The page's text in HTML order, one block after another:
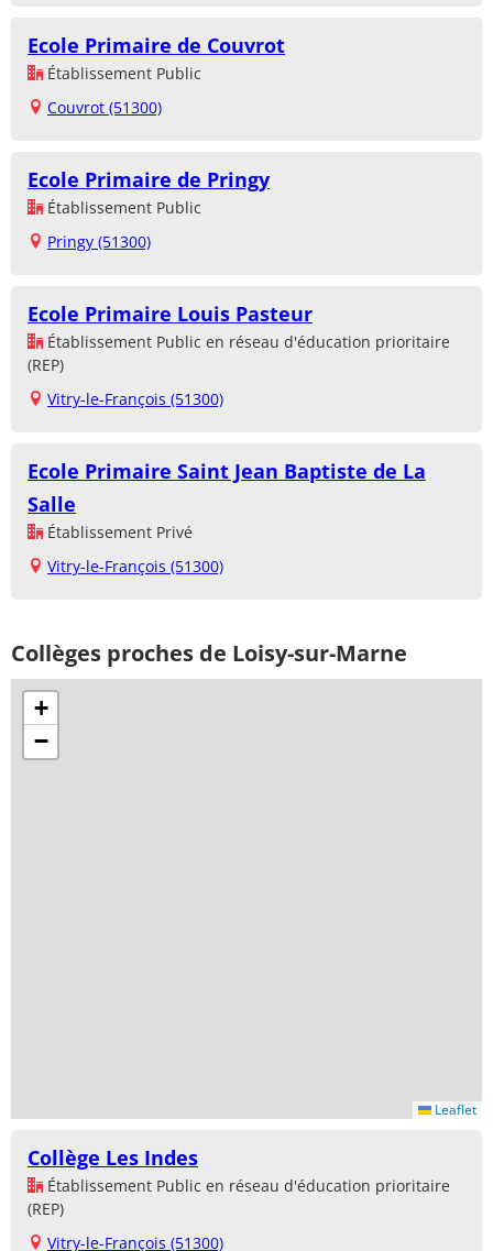
Ecole Primaire de Couvrot
Établissement Public
Couvrot (51300)
Ecole Primaire de Pringy
Établissement Public
Pringy (51300)
Ecole Primaire Louis Pasteur
Établissement Public en réseau d'éducation prioritaire
(REP)
Vitry-le-François (51300)
Ecole Primaire Saint Jean Baptiste de La
Salle
Établissement Privé
Vitry-le-François (51300)
Collèges proches de Loisy-sur-Marne
+
−
Leaflet
Collège Les Indes
Établissement Public en réseau d'éducation prioritaire
(REP)
Vitry-le-François (51300)